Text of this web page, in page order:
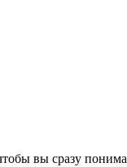
вы сразу